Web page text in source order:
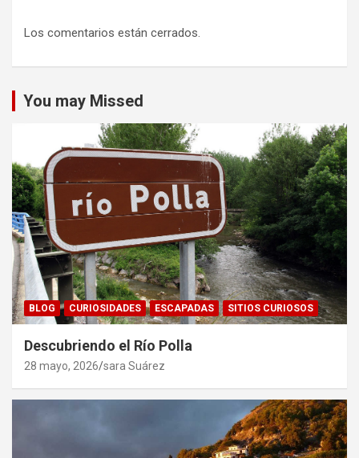
Los comentarios están cerrados.
You may Missed
BLOG CURIOSIDADES ESCAPADAS SITIOS CURIOSOS
Descubriendo el Río Polla
28 mayo, 2026 sara Suárez